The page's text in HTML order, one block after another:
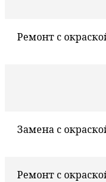
Ремонт с
Замена с
Ремонт с